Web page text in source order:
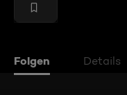
Folgen Details